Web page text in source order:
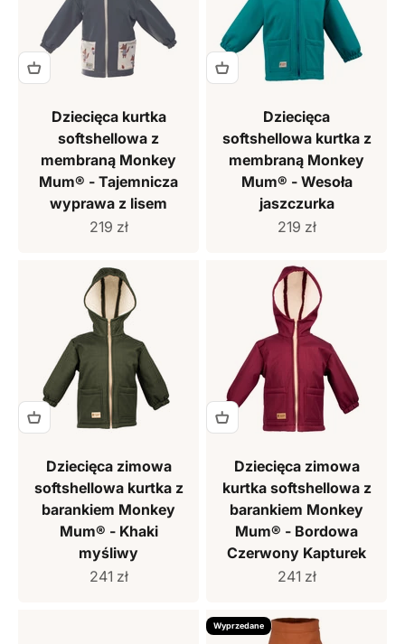
Dziecięca kurtka
softshellowa z
membraną Monkey
Mum® - Tajemnicza
wyprawa z lisem
Cena sprzedaży
219 zł
Dziecięca
softshellowa kurtka z
membraną Monkey
Mum® - Wesoła
jaszczurka
Cena sprzedaży
219 zł
Dziecięca zimowa
softshellowa kurtka z
barankiem Monkey
Mum® - Khaki
myśliwy
Cena sprzedaży
241 zł
Dziecięca zimowa
kurtka softshellowa z
barankiem Monkey
Mum® - Bordowa
Czerwony Kapturek
Cena sprzedaży
241 zł
Wyprzedane